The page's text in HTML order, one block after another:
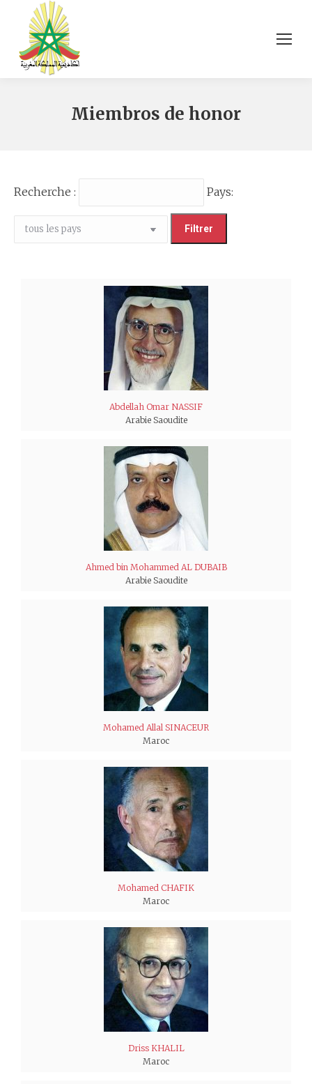
Miembros de honor
Recherche : Pays:
Abdellah Omar NASSIF
Arabie Saoudite
Ahmed bin Mohammed AL DUBAIB
Arabie Saoudite
Mohamed Allal SINACEUR
Maroc
Mohamed CHAFIK
Maroc
Driss KHALIL
Maroc